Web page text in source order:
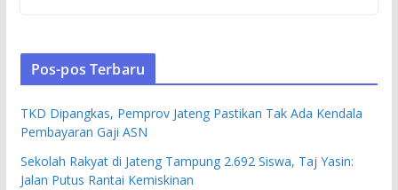
Pos-pos Terbaru
TKD Dipangkas, Pemprov Jateng Pastikan Tak Ada Kendala
Pembayaran Gaji ASN
Sekolah Rakyat di Jateng Tampung 2.692 Siswa, Taj Yasin:
Jalan Putus Rantai Kemiskinan